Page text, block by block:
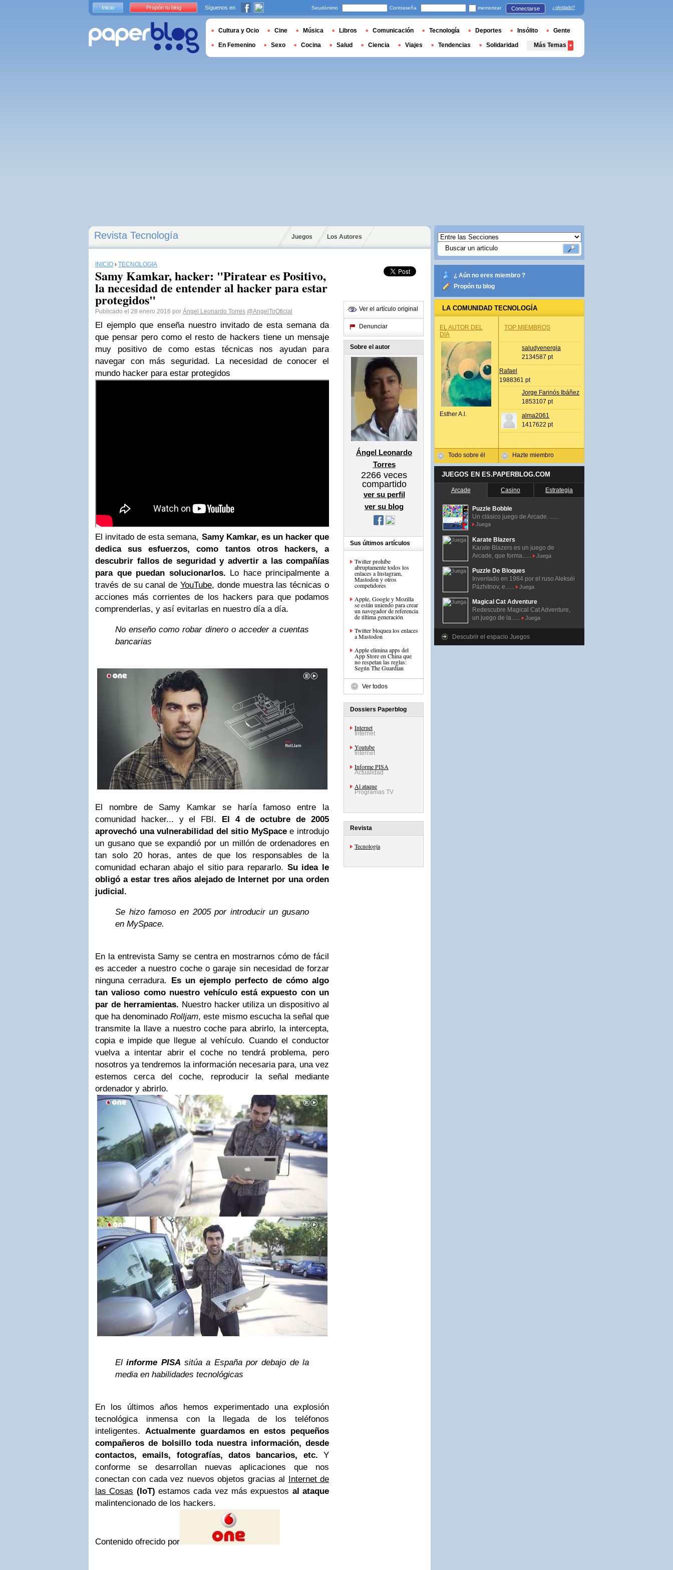
Revista Tecnología Juegos Los Autores
INICIO › TECNOLOGÍA
Samy Kamkar, hacker: "Piratear es Positivo,
la necesidad de entender al hacker para estar
protegidos"
Publicado el 28 enero 2016 por Ángel Leonardo Torres @AngelToOficial
El ejemplo que enseña nuestro invitado de esta semana da
que pensar pero como el resto de hackers tiene un mensaje
muy positivo de como estas técnicas nos ayudan para
navegar con más seguridad. La necesidad de conocer el
mundo hacker para estar protegidos
El invitado de esta semana, Samy Kamkar, es un hacker que
dedica sus esfuerzos, como tantos otros hackers, a
descubrir fallos de seguridad y advertir a las compañías
para que puedan solucionarlos. Lo hace principalmente a
través de su canal de YouTube, donde muestra las técnicas o
acciones más corrientes de los hackers para que podamos
comprenderlas, y así evitarlas en nuestro día a día.
No enseño como robar dinero o acceder a cuentas
bancarias
El nombre de Samy Kamkar se haría famoso entre la
comunidad hacker... y el FBI. El 4 de octubre de 2005
aprovechó una vulnerabilidad del sitio MySpacee introdujo
un gusano que se expandió por un millón de ordenadores en
tan solo 20 horas, antes de que los responsables de la
comunidad echaran abajo el sitio para repararlo. Su idea le
obligó a estar tres años alejado de Internet por una orden
judicial.
Se hizo famoso en 2005 por introducir un gusano
en MySpace.
En la entrevista Samy se centra en mostrarnos cómo de fácil
es acceder a nuestro coche o garaje sin necesidad de forzar
ninguna cerradura. Es un ejemplo perfecto de cómo algo
tan valioso como nuestro vehículo está expuesto con un
par de herramientas. Nuestro hacker utiliza un dispositivo al
que ha denominadoRolljam, este mismo escucha la señal que
transmite la llave a nuestro coche para abrirlo, la intercepta,
copia e impide que llegue al vehículo. Cuando el conductor
vuelva a intentar abrir el coche no tendrá problema, pero
nosotros ya tendremos la información necesaria para, una vez
estemos cerca del coche, reproducir la señal mediante
ordenador y abrirlo.
Elinforme PISA sitúa a España por debajo de la
media en habilidades tecnológicas
En los últimos años hemos experimentado una explosión
tecnológica inmensa con la llegada de los teléfonos
inteligentes. Actualmente guardamos en estos pequeños
compañeros de bolsillo toda nuestra información, desde
contactos, emails, fotografías, datos bancarios, etc. Y
conforme se desarrollan nuevas aplicaciones que nos
conectan con cada vez nuevos objetos gracias al Internet de
las Cosas (IoT) estamos cada vez más expuestos al ataque
malintencionado de los hackers.
Contenido ofrecido por
Ver el artículo original
Denunciar
Sobre el autor
Ángel Leonardo
Torres
2266 veces
compartido
ver su perfil
ver su blog
Sus últimos artículos
Twitter prohíbe
abruptamente todos los
enlaces a Instagram,
Mastodon y otros
competidores
Apple, Google y Mozilla
se están uniendo para crear
un navegador de referencia
de última generación
Twitter bloquea los enlaces
a Mastodon
Apple elimina apps del
App Store en China que
no respetan las reglas:
Según The Guardian
Ver todos
Dossiers Paperblog
Internet
Internet
Youtube
Internet
Informe PISA
Actualidad
Al ataque
Programas TV
Revista
Tecnología
¿ Aún no eres miembro ?
Propón tu blog
LA COMUNIDAD TECNOLOGÍA
EL AUTOR DEL
DÍA
Esther A.l.
Todo sobre él
TOP MIEMBROS
saludyenergia
2134587 pt
Rafael
1988361 pt
Jorge Farinós Ibáñez
1853107 pt
alma2061
1417622 pt
Hazte miembro
JUEGOS EN ES.PAPERBLOG.COM
Arcade Casino Estrategia
Puzzle Bobble
Un clásico juego de Arcade. ......
Juega
Karate Blazers
Karate Blazers es un juego de
Arcade, que forma......
Juega
Puzzle De Bloques
Inventado en 1984 por el ruso Alekséi
Pázhitnov, e......
Juega
Magical Cat Adventure
Redescubre Magical Cat Adventure,
un juego de la......
Juega
Descubrir el espacio Juegos
Inicio Propón tu blog Síguenos en Seudónimo Contraseña memorizar Conectarse ¿olvidado?
Cultura y Ocio Cine Música Libros Comunicación Tecnología Deportes Insólito Gente
En Femenino Sexo Cocina Salud Ciencia Viajes Tendencias Solidaridad Más Temas